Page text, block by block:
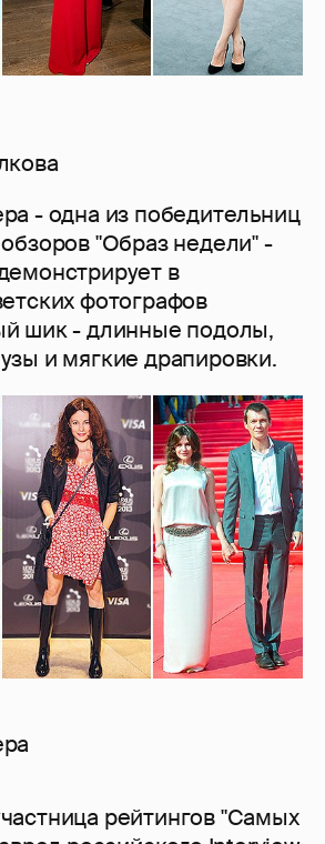
- одна из победительниц
"Образ недели" -
в
фотографов
шик - длинные подолы,
и мягкие драпировки.
рейтингов "Самых